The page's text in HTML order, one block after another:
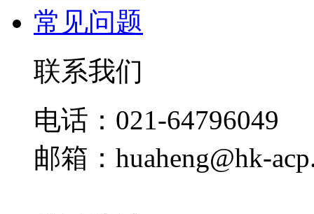
常见问题
联系我们
电话：021-64796049
邮箱：huaheng@hk-